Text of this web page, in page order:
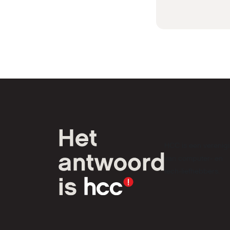
tech-liefhebbers.